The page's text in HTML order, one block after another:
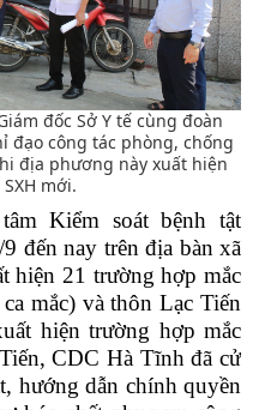
đốc Sở Y tế cùng đoàn
đạo công tác phòng, chống
địa phương này xuất hiện
mới.
Kiểm soát bệnh tật
đến nay trên địa bàn xã
hiện 21 trường hợp mắc
mắc) và thôn Lạc Tiến
hiện trường hợp mắc
CDC Hà Tĩnh đã cử
hướng dẫn chính quyền